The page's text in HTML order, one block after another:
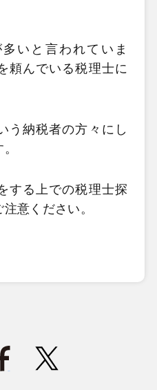
いと言われていま
頼んでいる税理士に
う納税者の方々にし
する上での税理士探
意ください。